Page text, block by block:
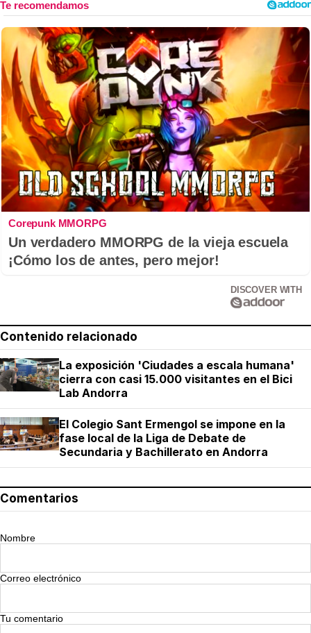
Corepunk MMORPG
Un verdadero MMORPG de la vieja escuela
¡Cómo los de antes, pero mejor!
DISCOVER WITH
Contenido relacionado
La exposición 'Ciudades a escala humana'
cierra con casi 15.000 visitantes en el Bici
Lab Andorra
El Colegio Sant Ermengol se impone en la
fase local de la Liga de Debate de
Secundaria y Bachillerato en Andorra
Comentarios
Nombre
Correo electrónico
Tu comentario